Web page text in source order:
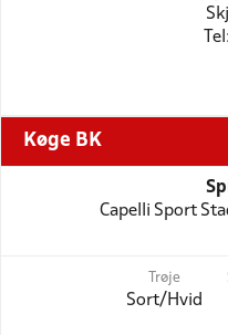
Køge BK
Capelli Sport
Trøje
Sort/Hvid